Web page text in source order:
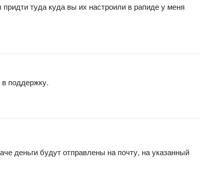
туда куда вы их настроили в рапиде у меня
поддержку.
деньги будут отправлены на почту, на указанный